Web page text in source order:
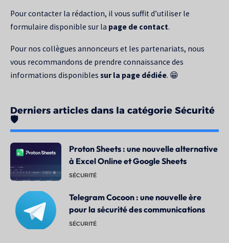
Pour contacter la rédaction, il vous suffit d’utiliser le
formulaire disponible sur la page de contact.
Pour nos collègues annonceurs et les partenariats, nous
vous recommandons de prendre connaissance des
informations disponibles sur la page dédiée. 😁
Derniers articles dans la catégorie Sécurité
🛡️
Proton Sheets : une nouvelle alternative
à Excel Online et Google Sheets
SÉCURITÉ
Telegram Cocoon : une nouvelle ère
pour la sécurité des communications
SÉCURITÉ